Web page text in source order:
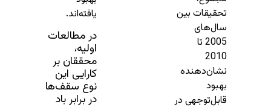
تحقیقات بین
سال‌های
2005 تا
2010
نشان‌دهنده
بهبود
قابل‌توجهی در
یافته‌اند.
در مطالعات
اولیه،
محققان بر
کارایی این
نوع سقف‌ها
در برابر باد